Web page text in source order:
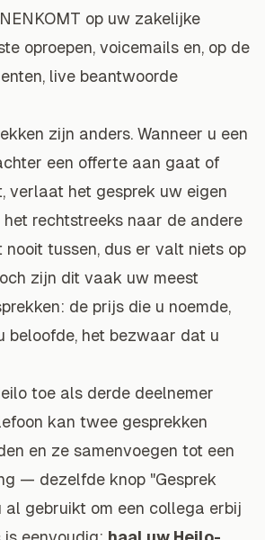
op uw zakelijke
oproepen, voicemails en, op de
live beantwoorde
zijn anders. Wanneer u een
een offerte aan gaat of
verlaat het gesprek uw eigen
rechtstreeks naar de andere
nooit tussen, dus er valt niets op
zijn dit vaak uw meest
de prijs die u noemde,
beloofde, het bezwaar dat u
toe als derde deelnemer
kan twee gesprekken
en ze samenvoegen tot een
— dezelfde knop "Gesprek
al gebruikt om een collega erbij